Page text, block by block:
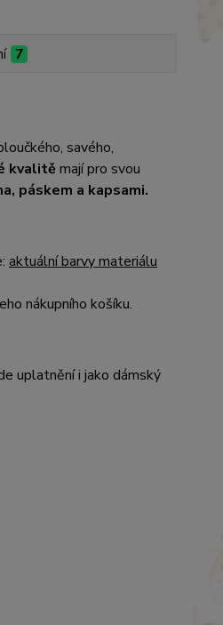
7
savého,
kvalitě mají pro svou
páskem a kapsami.
aktuální barvy materiálu
nákupního košíku.
uplatnění i jako dámský